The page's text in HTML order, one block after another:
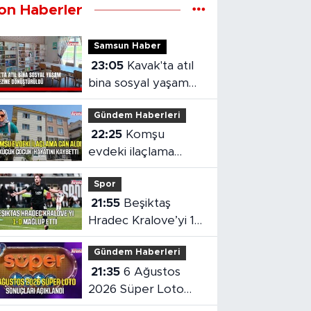
Haberler
Samsun Haber
23:05
bina sosyal yaşam
merkezine
dönüştürüldü
Gündem Haberleri
22:25
evdeki ilaçlama
küçük çocuğun
ölümüne neden oldu
Spor
21:55
Hradec Kralove’yi 1-
0 mağlup etti
Gündem Haberleri
21:35 6 Ağustos
2026 Süper Loto
sonuçları açıklandı